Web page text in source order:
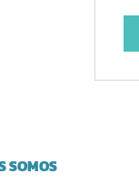
SOMOS